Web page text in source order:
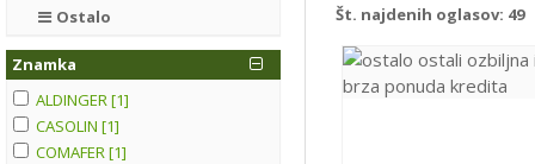
Ostalo
Znamka
ALDINGER [1]
CASOLIN [1]
COMAFER [1]
Št. najdenih oglasov: 49